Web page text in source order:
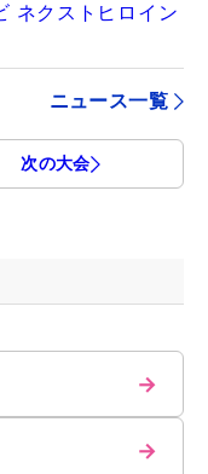
ネクストヒロイン
ニュース一覧
次の大会
→
→